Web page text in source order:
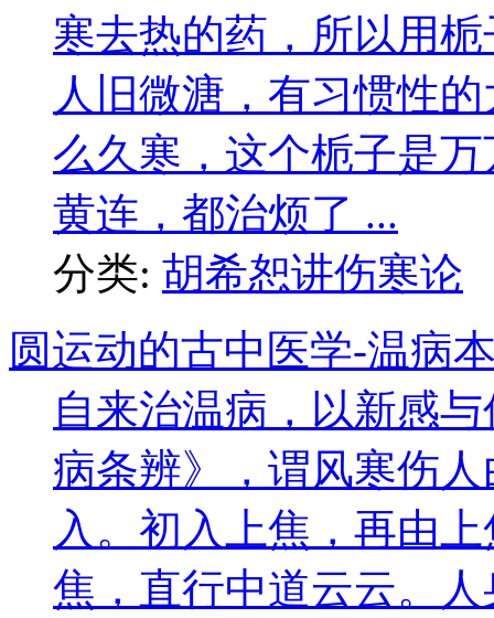
寒去热的药，所以用
人旧微溏，有习惯性
么久寒，这个栀子是
黄连，都治烦了 ...
分类: 胡希恕讲伤寒论
圆运动的古中医学-温病
自来治温病，以新感
病条辨》，谓风寒伤
入。初入上焦，再由
焦，直行中道云云。